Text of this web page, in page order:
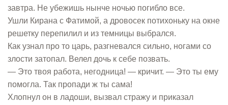
завтра. Не убежишь нынче ночью погибло все.
Ушли Кирана с Фатимой, а дровосек потихоньку на окне
решетку перепилил и из темницы выбрался.
Как узнал про то царь, разгневался сильно, ногами со
злости затопал. Велел дочь к себе позвать.
— Это твоя работа, негодница! — кричит. — Это ты ему
помогла. Так пропади ж ты сама!
Хлопнул он в ладоши, вызвал стражу и приказал